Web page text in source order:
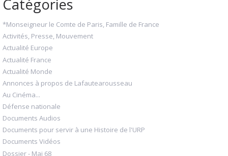
Catégories
*Monseigneur le Comte de Paris, Famille de France
Activités, Presse, Mouvement
Actualité Europe
Actualité France
Actualité Monde
Annonces à propos de Lafautearousseau
Au Cinéma...
Défense nationale
Documents Audios
Documents pour servir à une Histoire de l'URP
Documents Vidéos
Dossier - Mai 68